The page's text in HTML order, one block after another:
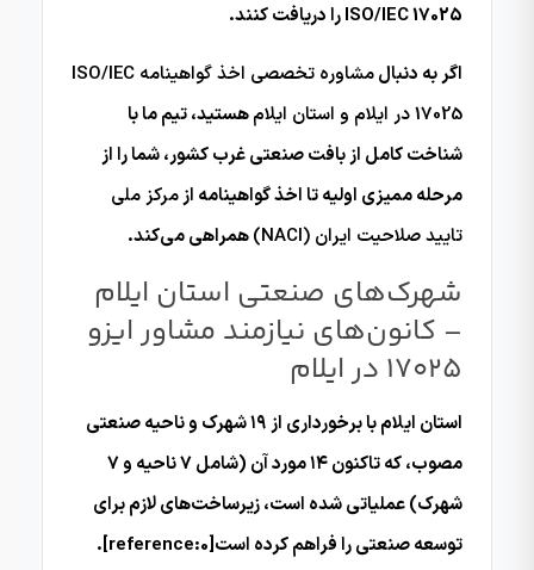
ISO/IEC 17025 را دریافت کنند.
اگر به دنبال
مشاوره تخصصی اخذ گواهینامه ISO/IEC
17025 در ایلام و استان ایلام
هستید، تیم ما با
شناخت کامل از بافت صنعتی غرب کشور، شما را از
مرحله ممیزی اولیه تا اخذ گواهینامه ازمرکز ملی
تایید صلاحیت ایران (NACI)
همراهی می‌کند.
شهرک‌های صنعتی استان ایلام
– کانون‌های نیازمند مشاور ایزو
17025 در ایلام
استان ایلام با برخورداری از ۱۹ شهرک و ناحیه صنعتی
مصوب، که تاکنون ۱۴ مورد آن (شامل ۷ ناحیه و ۷
شهرک) عملیاتی شده است، زیرساخت‌های لازم برای
توسعه صنعتی را فراهم کرده است[reference:0].